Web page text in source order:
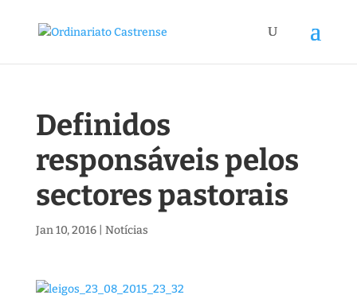
Definidos
responsáveis pelos
sectores pastorais
Jan 10, 2016| Notícias